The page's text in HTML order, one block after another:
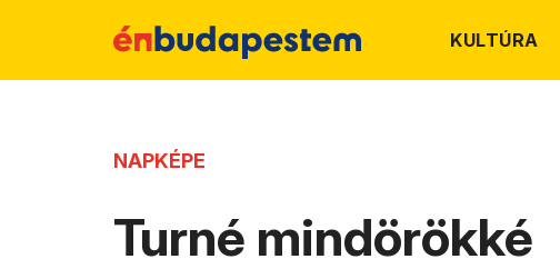
KULTÚRA
NAPKÉPE
Turné mindörökké